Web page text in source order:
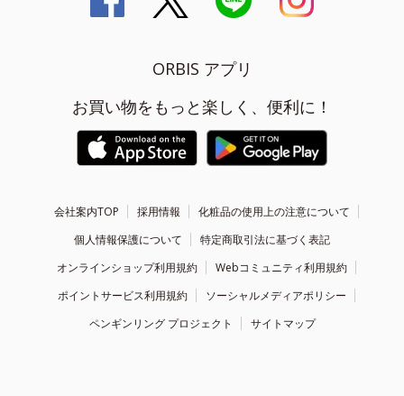
ORBIS アプリ
お買い物をもっと楽しく、便利に！
会社案内TOP 採用情報
化粧品の使用上の注意について
個人情報保護について
特定商取引法に基づく表記
オンラインショップ利用規約
Webコミュニティ利用規約
ポイントサービス利用規約
ソーシャルメディアポリシー
ペンギンリング プロジェクト
サイトマップ